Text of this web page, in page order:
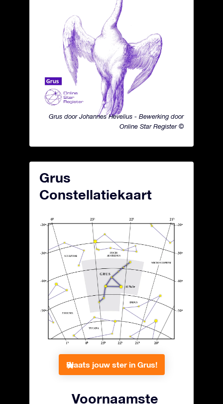
Grus door Johannes Hevelius - Bewerking door
Online Star Register ©
Grus
Constellatiekaart
Plaats jouw ster in Grus!
Voornaamste